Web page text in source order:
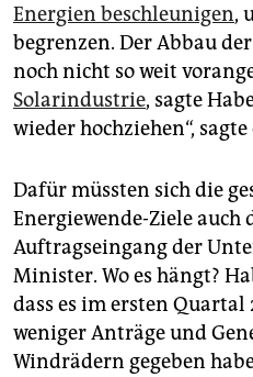
Energien beschleunigen,
begrenzen. Der Abbau
noch nicht so weit
Solarindustrie, sagte
wieder hochziehen“, sagte
Dafür müssten sich die
Energiewende-Ziele
Auftragseingang der
Minister. Wo es hängt?
dass es im ersten Quartal
weniger Anträge und
Windrädern gegeben